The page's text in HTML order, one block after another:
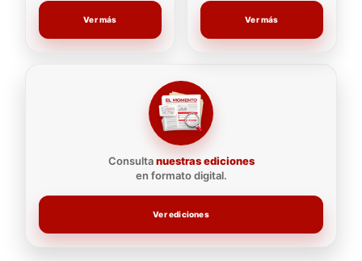
Ver más
Consultanuestras ediciones
en formato digital.
Ver ediciones
Ver más